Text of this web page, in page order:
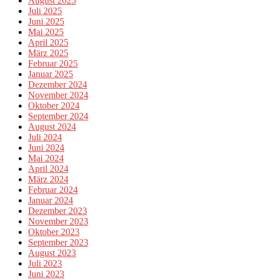
Juli 2025
Juni 2025
Mai 2025
April 2025
März 2025
Februar 2025
Januar 2025
Dezember 2024
November 2024
Oktober 2024
September 2024
August 2024
Juli 2024
Juni 2024
Mai 2024
April 2024
März 2024
Februar 2024
Januar 2024
Dezember 2023
November 2023
Oktober 2023
September 2023
August 2023
Juli 2023
Juni 2023